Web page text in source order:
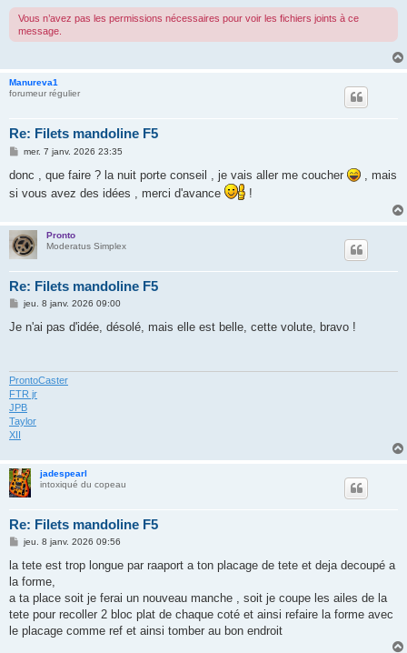
Vous n’avez pas les permissions nécessaires pour voir les fichiers joints à ce
message.
Manureva1
forumeur régulier
Re: Filets mandoline F5
M
s
a
mer. 7 janv. 2026 23:35
donc , que faire ? la nuit porte conseil , je vais aller me coucher
, mais
si vous avez des idées , merci d'avance
!
Pronto
Moderatus Simplex
Re: Filets mandoline F5
M
s
jeu. 8 janv. 2026 09:00
Je n'ai pas d'idée, désolé, mais elle est belle, cette volute, bravo !
ProntoCaster
FTR jr
JPB
Taylor
XII
jadespearl
intoxiqué du copeau
Re: Filets mandoline F5
M
s
a
g
jeu. 8 janv. 2026 09:56
la tete est trop longue par raaport a ton placage de tete et deja decoupé a
la forme,
a ta place soit je ferai un nouveau manche , soit je coupe les ailes de la
tete pour recoller 2 bloc plat de chaque coté et ainsi refaire la forme avec
le placage comme ref et ainsi tomber au bon endroit